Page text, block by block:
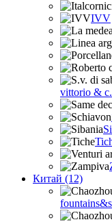
IVV
vittorio &
Китай (12)